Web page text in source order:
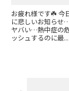
お疲れ様です☘️ 今
に悲しいお知らせ
ヤバい…熱中症の
ッシュするのに最...